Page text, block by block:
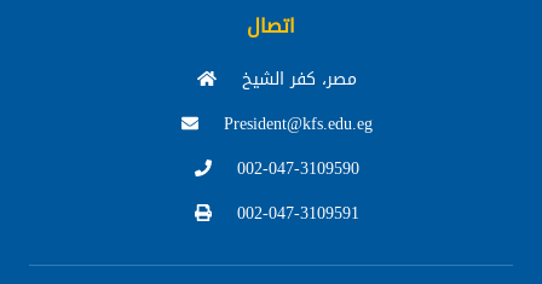
اتصال
مصر، كفر الشيخ
President@kfs.edu.eg
002-047-3109590
002-047-3109591